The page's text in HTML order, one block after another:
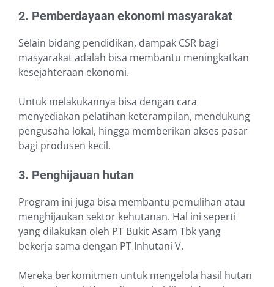
2. Pemberdayaan ekonomi masyarakat
Selain bidang pendidikan, dampak CSR bagi
masyarakat adalah bisa membantu meningkatkan
kesejahteraan ekonomi.
Untuk melakukannya bisa dengan cara
menyediakan pelatihan keterampilan, mendukung
pengusaha lokal, hingga memberikan akses pasar
bagi produsen kecil.
3. Penghijauan hutan
Program ini juga bisa membantu pemulihan atau
menghijaukan sektor kehutanan. Hal ini seperti
yang dilakukan oleh PT Bukit Asam Tbk yang
bekerja sama dengan PT Inhutani V.
Mereka berkomitmen untuk mengelola hasil hutan